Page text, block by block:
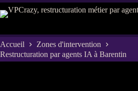
Passer
au
Accueil
Zones d'intervention
Restructuration par agents IA à Barentin